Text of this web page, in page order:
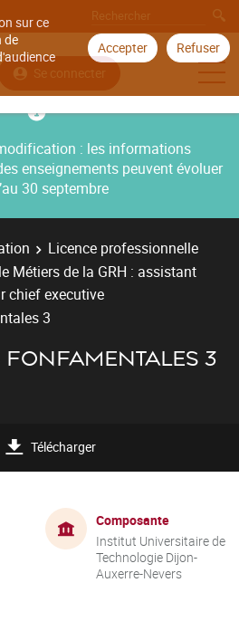
sur ce
de
Accepter Refuser
Se connecter
: les informations
enseignements peuvent évoluer
30 septembre
Licence professionnelle
Métiers de la GRH : assistant
chief executive
3
3
Télécharger
Composante
Institut Universitaire de
Technologie Dijon-
Auxerre-Nevers